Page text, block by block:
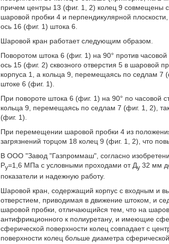
причем центры 13 (фиг. 1, 2) колец 9 совмещены
шаровой пробки 4 и перпендикулярной
ось 16 (фиг. 1) штока 6.
Шаровой кран работает следующим образом.
Поворотом штока 6 (фиг. 1) на 90° против
ось 15 (фиг. 2) сквозного отверстия 5 в шаровой
корпуса 1, а кольца 9, перемещаясь по седлам
штоке 6 (фиг. 1).
При повороте штока 6 (фиг. 1) на 90° по часовой
кольца 9, перемещаясь по седлам 7 (фиг. 1, 2),
(фиг. 1).
При перемещении шаровой пробки 4 из
загрязнений торцом 18 колец 9 (фиг. 1, 2), что
В ООО "Завод "Газпроммаш", согласно
Ру=1,6 МПа с условными проходами от Ду 32 мм
показатели и надежную работу.
Шаровой кран, содержащий корпус с входным и
отверстием, приводимая в движение штоком, и
шаровой пробки, отличающийся тем, что на
антифрикционного к полиуретану, и имеющие
сферической поверхности колец совпадает с
поверхности колец больше диаметра